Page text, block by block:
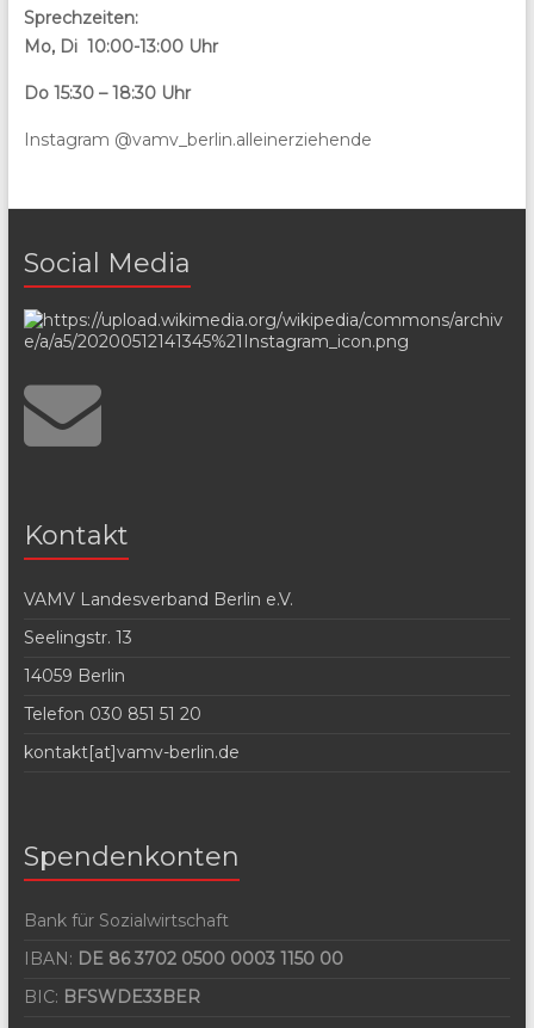
Sprechzeiten:
Mo, Di 10:00-13:00 Uhr
Do 15:30 – 18:30 Uhr
Instagram @vamv_berlin.alleinerziehende
Social Media
Kontakt
VAMV Landesverband Berlin e.V.
Seelingstr. 13
14059 Berlin
Telefon 030 851 51 20
kontakt[at]vamv-berlin.de
Spendenkonten
Bank für Sozialwirtschaft
IBAN: DE 86 3702 0500 0003 1150 00
BIC: BFSWDE33BER